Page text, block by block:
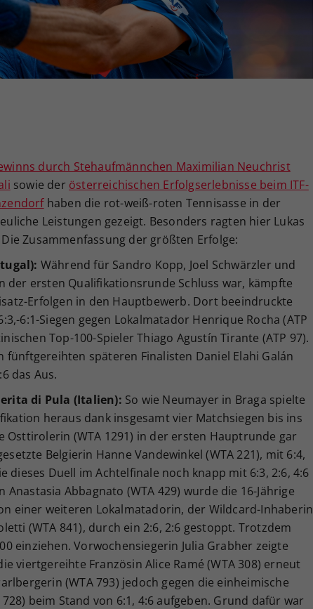
durch Stehaufmännchen Maximilian Neuchrist
sowie der österreichischen Erfolgserlebnisse beim ITF-
haben die rot-weiß-roten Tennisasse in der
Leistungen gezeigt. Besonders ragten hier Lukas
Zusammenfassung der größten Erfolge:
Während für Sandro Kopp, Joel Schwärzler und
der ersten Qualifikationsrunde Schluss war, kämpfte
Erfolgen in den Hauptbewerb. Dort beeindruckte
6:1-Siegen gegen Lokalmatador Henrique Rocha (ATP
Top-100-Spieler Thiago Agustín Tirante (ATP 97).
fünftgereihten späteren Finalisten Daniel Elahi Galán
das Aus.
di Pula (Italien): So wie Neumayer in Braga spielte
heraus dank insgesamt vier Matchsiegen bis ins
Osttirolerin (WTA 1291) in der ersten Hauptrunde gar
Belgierin Hanne Vandewinkel (WTA 221), mit 6:4,
dieses Duell im Achtelfinale noch knapp mit 6:3, 2:6, 4:6
Anastasia Abbagnato (WTA 429) wurde die 16-Jährige
einer weiteren Lokalmatadorin, der Wildcard-Inhaberin
(WTA 841), durch ein 2:6, 2:6 gestoppt. Trotzdem
einziehen. Vorwochensiegerin Julia Grabher zeigte
viertgereihte Französin Alice Ramé (WTA 308) erneut
(WTA 793) jedoch gegen die einheimische
beim Stand von 6:1, 4:6 aufgeben. Grund dafür war
Ihrer vorgenommen Einstellungen, falls der
Webseiten-Betreiber dies eingestellt hat.